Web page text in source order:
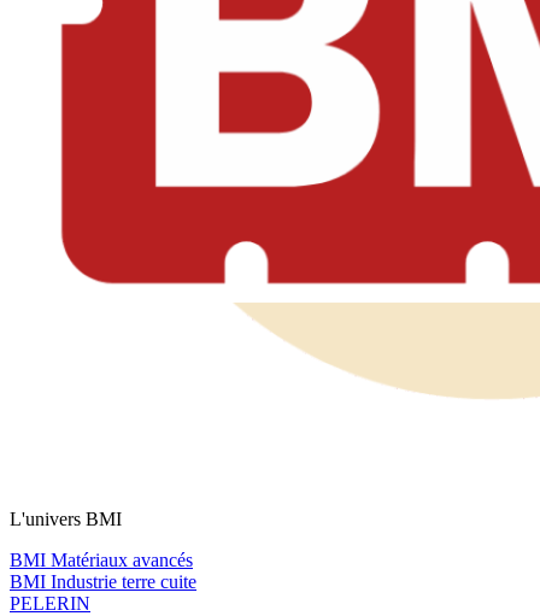
L'univers BMI
BMI Matériaux avancés
BMI Industrie terre cuite
PELERIN